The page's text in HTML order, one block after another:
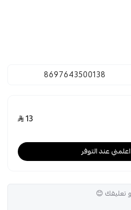
8697643500138
13
اعلمني عند التوفر